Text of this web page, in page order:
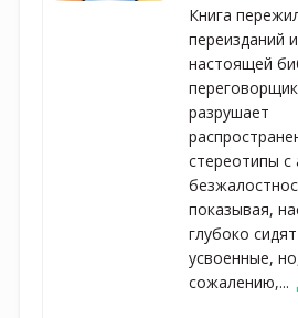
Книга
переизданий
настоящей
разрушает
стереотипы
показывая,
глубоко
усвоенные,
сожалению,...